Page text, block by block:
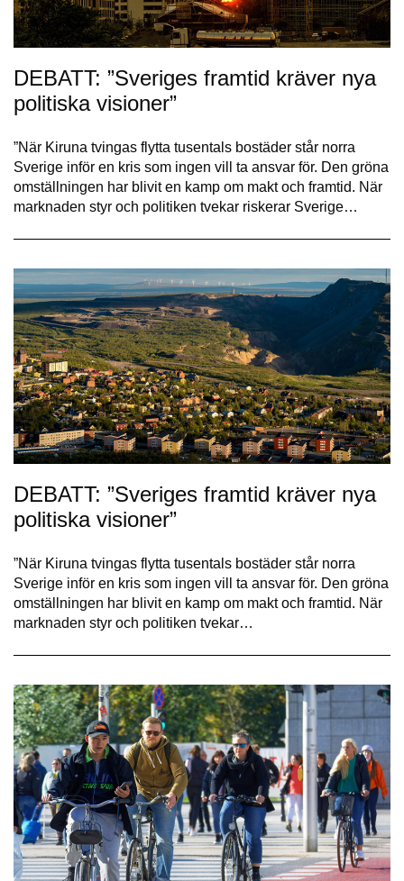
DEBATT: ”Sveriges framtid kräver nya
politiska visioner”
”När Kiruna tvingas flytta tusentals bostäder står norra
Sverige inför en kris som ingen vill ta ansvar för. Den gröna
omställningen har blivit en kamp om makt och framtid. När
marknaden styr och politiken tvekar riskerar Sverige…
DEBATT: ”Sveriges framtid kräver nya
politiska visioner”
”När Kiruna tvingas flytta tusentals bostäder står norra
Sverige inför en kris som ingen vill ta ansvar för. Den gröna
omställningen har blivit en kamp om makt och framtid. När
marknaden styr och politiken tvekar…